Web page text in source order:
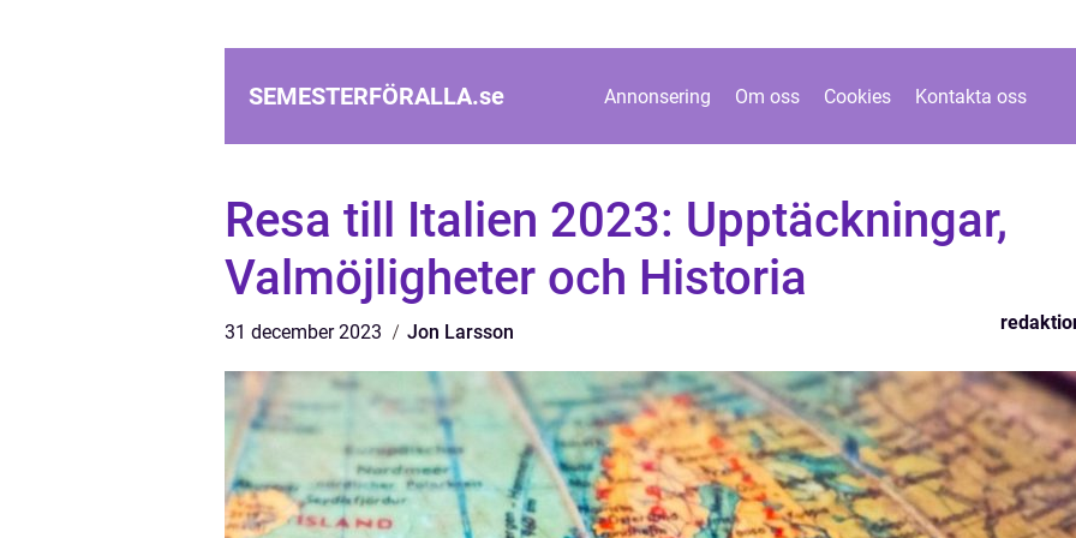
SEMESTERFÖRALLA.se Annonsering Om oss Cookies Kontakta oss
Resa till Italien 2023: Upptäckningar,
Valmöjligheter och Historia
31 december 2023 Jon Larsson